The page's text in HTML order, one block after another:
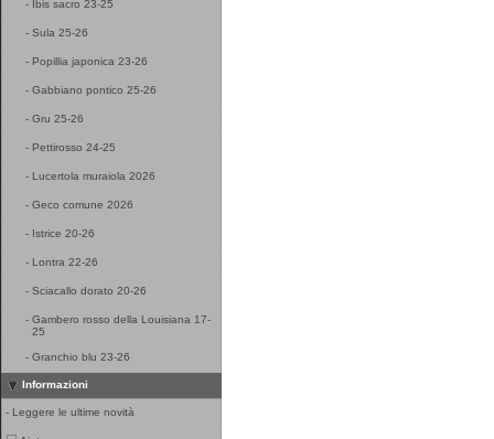
- Ibis sacro 23-25
- Sula 25-26
- Popillia japonica 23-26
- Gabbiano pontico 25-26
- Gru 25-26
- Pettirosso 24-25
- Lucertola muraiola 2026
- Geco comune 2026
- Istrice 20-26
- Lontra 22-26
- Sciacallo dorato 20-26
- Gambero rosso della Louisiana 17-
25
- Granchio blu 23-26
Informazioni
- Leggere le ultime novità